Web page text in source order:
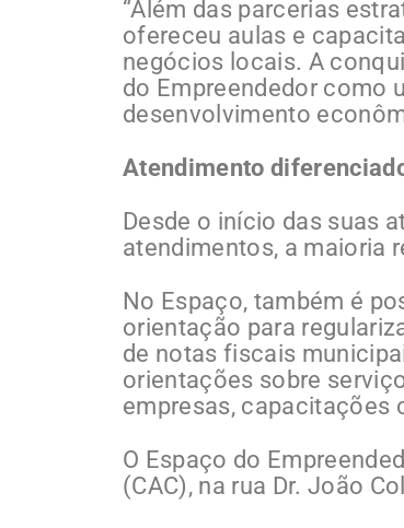
“Além das parcerias
ofereceu aulas e
negócios locais. A
do Empreendedor como
desenvolvimento
Atendimento
Desde o início das suas
atendimentos, a maioria
No Espaço, também é
orientação para
de notas fiscais
orientações sobre
empresas, capacitações
O Espaço do
(CAC), na rua Dr. João